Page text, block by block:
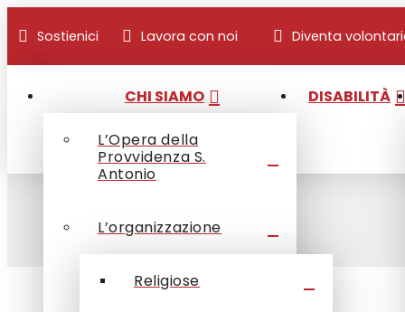
Sostienici Lavora con noi Diventa
CHI SIAMO
L’Opera della
Provvidenza S.
Antonio
L’organizzazione
Religiose
DISABILITÀ
News /